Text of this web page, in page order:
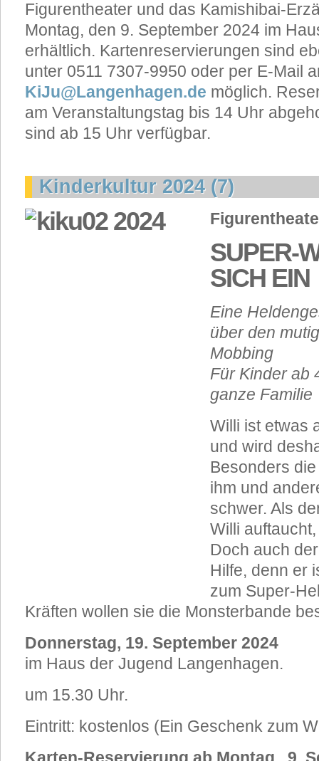
Figurentheater und das Kamishibai-
Montag, den 9. September 2024 im
erhältlich. Kartenreservierungen sind
unter 0511 7307-9950 oder per E-Mail
KiJu@Langenhagen.de möglich.
am Veranstaltungstag bis 14 Uhr
sind ab 15 Uhr verfügbar.
Kinderkultur 2024 (7)
SUPER-
SICH EIN
Eine
über den
Mobbing
Für Kinder ab
ganze Familie
Willi ist etwas
und wird
Besonders
ihm und
schwer. Als
Willi
Doch auch
Hilfe, denn er
zum Super-
Kräften wollen sie die Monsterbande
Donnerstag, 19. September 2024
im Haus der Jugend Langenhagen.
um 15.30 Uhr.
Eintritt: kostenlos (Ein Geschenk zum